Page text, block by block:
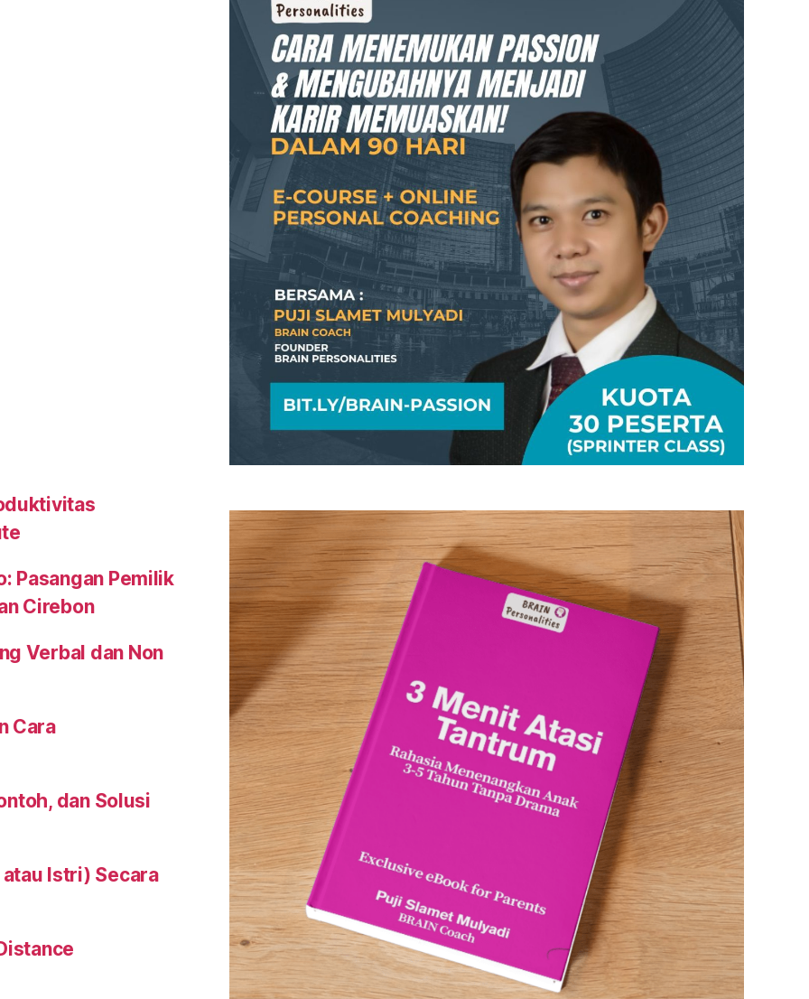
Pasangan Pemilik
Cirebon
Verbal dan Non
Cara
dan Solusi
Istri) Secara